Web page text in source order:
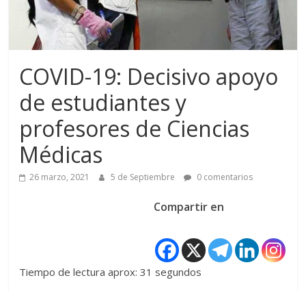
COVID-19: Decisivo apoyo
de estudiantes y
profesores de Ciencias
Médicas
26 marzo, 2021 5 de Septiembre 0 comentarios
Compartir en
Tiempo de lectura aprox: 31 segundos